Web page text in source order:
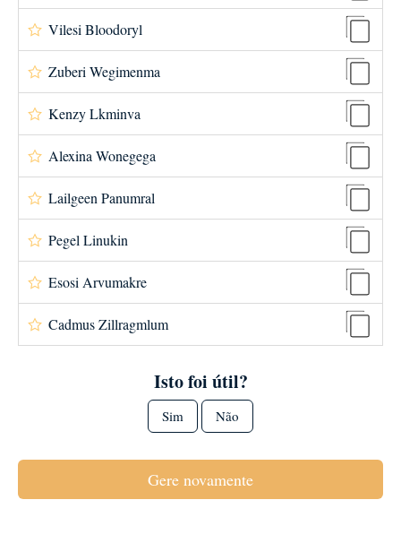
Vilesi Bloodoryl
Zuberi Wegimenma
Kenzy Lkminva
Alexina Wonegega
Lailgeen Panumral
Pegel Linukin
Esosi Arvumakre
Cadmus Zillragmlum
Isto foi útil?
Sim Não
Gere novamente